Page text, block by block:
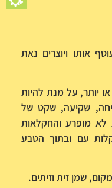
אותו ויוצרים נאת
או יותר, על מנת להיות
שקיעה, שקט של
מופרע והחקלאות
עם ובתוך הטבע
שמן זית וזיתים.